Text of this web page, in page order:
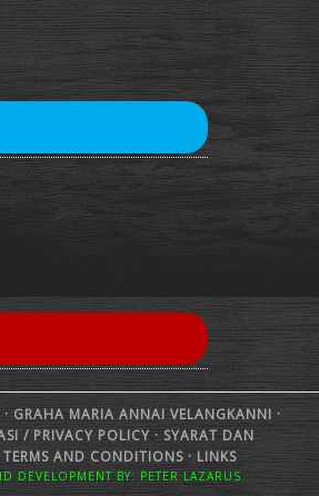
GRAHA MARIA ANNAI VELANGKANNI ·
/ PRIVACY POLICY · SYARAT DAN
TERMS AND CONDITIONS · LINKS
DEVELOPMENT BY: PETER LAZARUS